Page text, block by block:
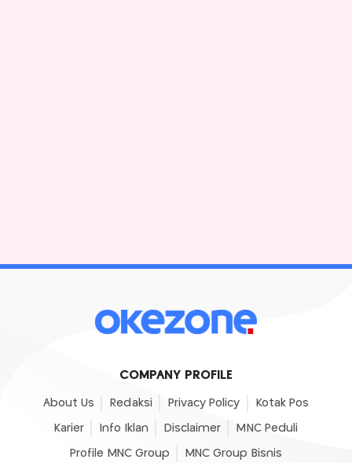
COMPANY PROFILE
About Us Redaksi Privacy Policy Kotak Pos
Karier Info Iklan Disclaimer MNC Peduli
Profile MNC Group MNC Group Bisnis